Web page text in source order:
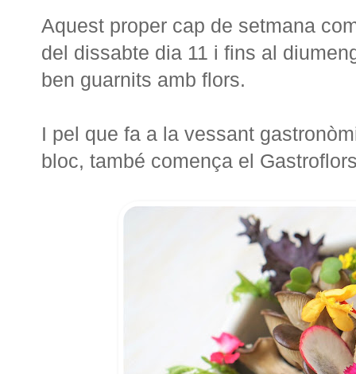
Aquest proper cap de setmana
del dissabte dia 11 i fins al
ben guarnits amb flors.
I pel que fa a la vessant
bloc, també comença el